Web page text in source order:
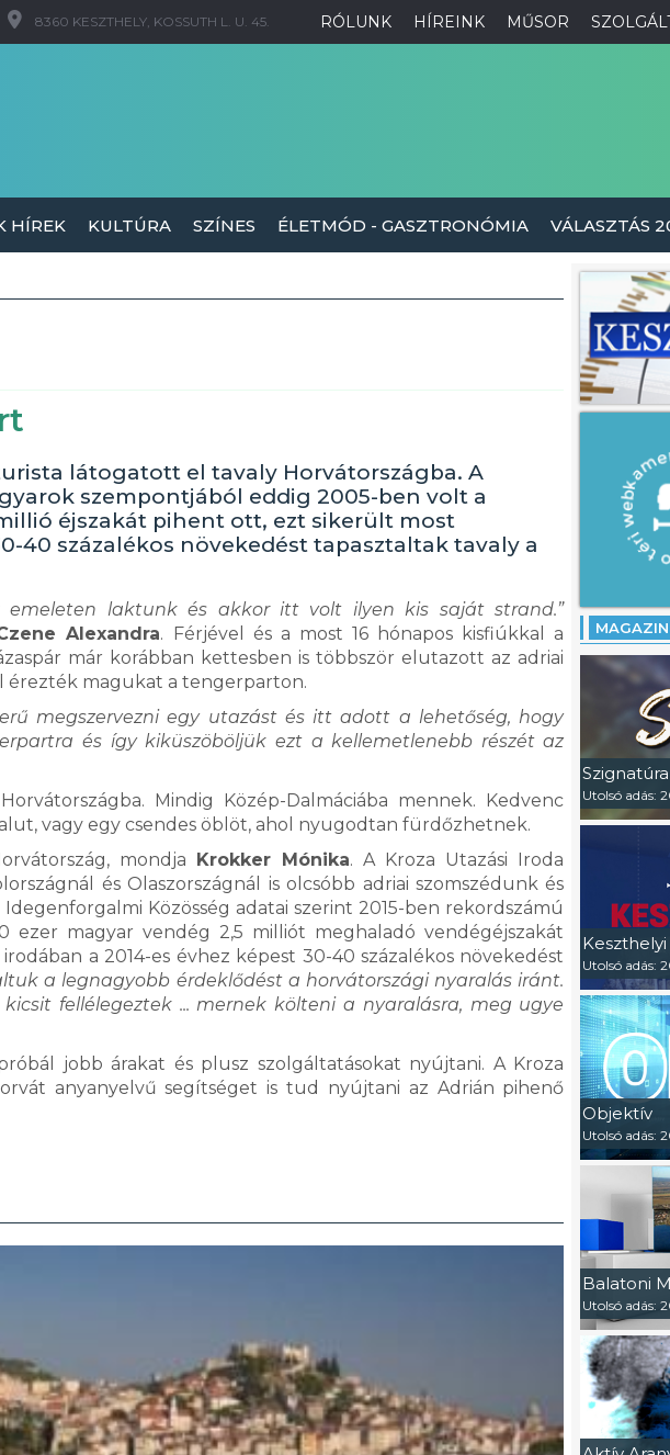
RÓLUNK HÍREINK MŰSOR
8360 KESZTHELY, KOSSUTH L. U. 45.
HÍREK KULTÚRA SZÍNES ÉLETMÓD - GASZTRONÓMIA VÁLASZTÁS
látogatott el tavaly Horvátországba. A
szempontjából eddig 2005-ben volt a
éjszakát pihent ott, ezt sikerült most
40 százalékos növekedést tapasztaltak tavaly a
laktunk és akkor itt volt ilyen kis saját strand.”
Alexandra. Férjével és a most 16 hónapos kisfiúkkal a
már korábban kettesben is többször elutazott az adriai
érezték magukat a tengerparton.
megszervezni egy utazást és itt adott a lehetőség, hogy
és így kiküszöböljük ezt a kellemetlenebb részét az
Mindig Közép-Dalmáciába mennek. Kedvenc
vagy egy csendes öblöt, ahol nyugodtan fürdőzhetnek.
mondja Krokker Mónika. A Kroza Utazási Iroda
és Olaszországnál is olcsóbb adriai szomszédunk és
Közösség adatai szerint 2015-ben rekordszámú
magyar vendég 2,5 milliót meghaladó vendégéjszakát
a 2014-es évhez képest 30-40 százalékos növekedést
a legnagyobb érdeklődést a horvátországi nyaralás iránt.
fellélegeztek ... mernek költeni a nyaralásra, meg ugye
jobb árakat és plusz szolgáltatásokat nyújtani. A Kroza
anyanyelvű segítséget is tud nyújtani az Adrián pihenő
MAGAZIN
Szignatúra
Utolsó adás:
Utolsó adás:
Objektív
Utolsó adás:
Balatoni
Utolsó adás: